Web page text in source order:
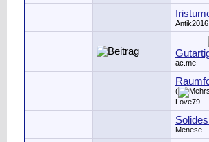
Antik2016
ac.me
(
Love79
Menese